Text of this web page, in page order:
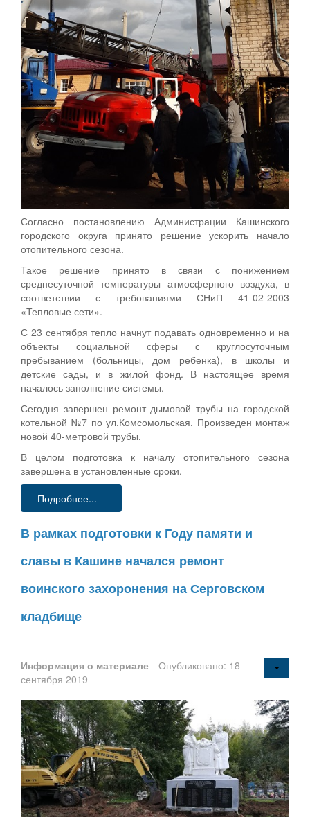
Согласно постановлению Администрации Кашинского
городского округа принято решение ускорить начало
отопительного сезона.
Такое решение принято в связи с понижением
среднесуточной температуры атмосферного воздуха, в
соответствии с требованиями СНиП 41-02-2003
«Тепловые сети».
С 23 сентября тепло начнут подавать одновременно и на
объекты социальной сферы с круглосуточным
пребыванием (больницы, дом ребенка), в школы и
детские сады, и в жилой фонд. В настоящее время
началось заполнение системы.
Сегодня завершен ремонт дымовой трубы на городской
котельной №7 по ул.Комсомольская. Произведен монтаж
новой 40-метровой трубы.
В целом подготовка к началу отопительного сезона
завершена в установленные сроки.
Подробнее...
В рамках подготовки к Году памяти и
славы в Кашине начался ремонт
воинского захоронения на Серговском
кладбище
Информация о материале
Опубликовано: 18
сентября 2019